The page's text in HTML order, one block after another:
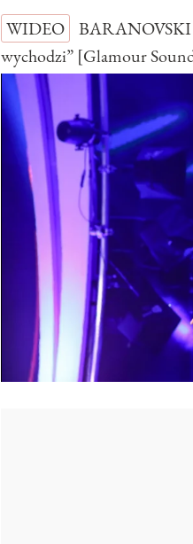
WIDEO
BARANOVSKI
wychodzi” [Glamour